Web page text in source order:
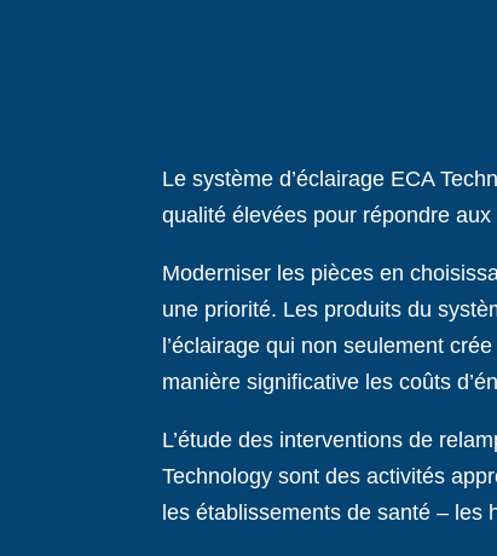
Le système d’éclairage ECA
qualité élevées pour répondre
Moderniser les pièces en
une priorité. Les produits du
l’éclairage qui non seulement
manière significative les coûts
L’étude des interventions de
Technology sont des activités
les établissements de santé – les